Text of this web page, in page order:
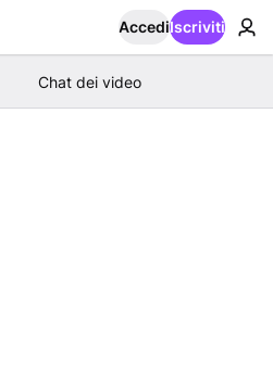
AccediIscriviti
Chat dei video